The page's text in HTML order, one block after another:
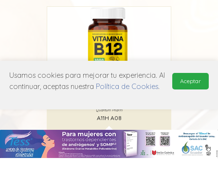
Quantum Pharm
A11H A08
Usamos cookies para mejorar tu experiencia. Al
continuar, aceptas nuestra Política de Cookies.
Aceptar